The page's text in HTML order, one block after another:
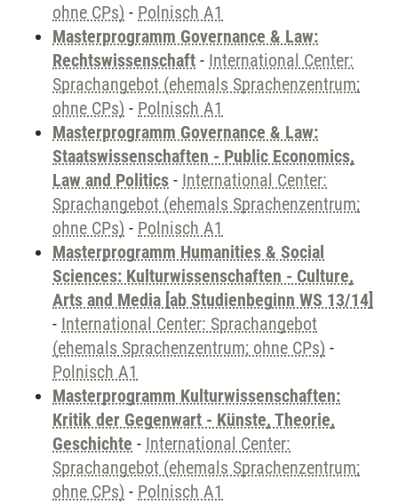
ohne CPs) - Polnisch A1
Masterprogramm Governance & Law:
Rechtswissenschaft - International Center:
Sprachangebot (ehemals Sprachenzentrum;
ohne CPs) - Polnisch A1
Masterprogramm Governance & Law:
Staatswissenschaften - Public Economics,
Law and Politics - International Center:
Sprachangebot (ehemals Sprachenzentrum;
ohne CPs) - Polnisch A1
Masterprogramm Humanities & Social
Sciences: Kulturwissenschaften - Culture,
Arts and Media [ab Studienbeginn WS 13/14]
- International Center: Sprachangebot
(ehemals Sprachenzentrum; ohne CPs) -
Polnisch A1
Masterprogramm Kulturwissenschaften:
Kritik der Gegenwart - Künste, Theorie,
Geschichte - International Center:
Sprachangebot (ehemals Sprachenzentrum;
ohne CPs) - Polnisch A1